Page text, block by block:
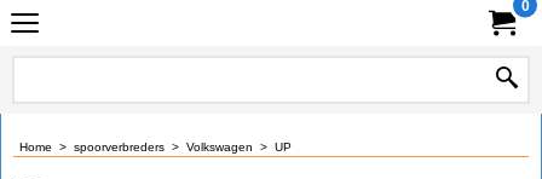
0
Home > spoorverbreders > Volkswagen > UP